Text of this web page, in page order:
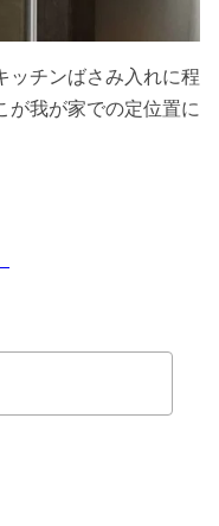
ッチンばさみ入れに程
が我が家での定位置に